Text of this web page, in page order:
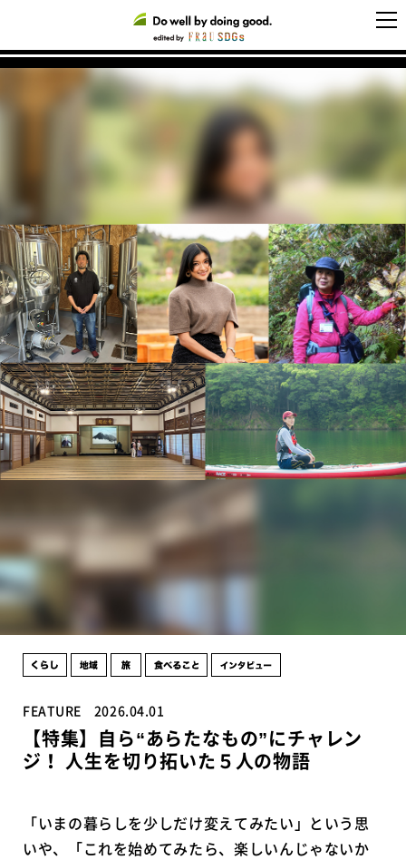
FEATURE 2026.04.01
【特集】自ら“あらたなもの”にチャレン
ジ！ 人生を切り拓いた５人の物語
「いまの暮らしを少しだけ変えてみたい」という思
いや、「これを始めてみたら、楽しいんじゃないか